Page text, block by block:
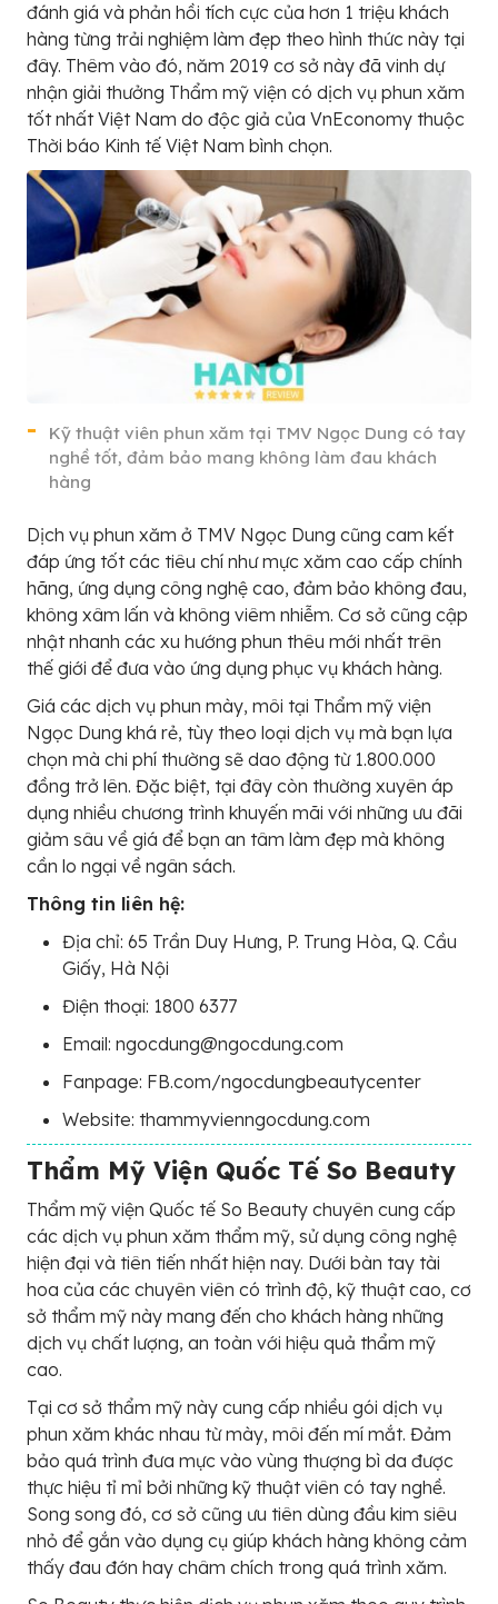
đánh giá và phản hồi tích cực của hơn 1 triệu khách
hàng từng trải nghiệm làm đẹp theo hình thức này tại
đây. Thêm vào đó, năm 2019 cơ sở này đã vinh dự
nhận giải thưởng Thẩm mỹ viện có dịch vụ phun xăm
tốt nhất Việt Nam do độc giả của VnEconomy thuộc
Thời báo Kinh tế Việt Nam bình chọn.
Kỹ thuật viên phun xăm tại TMV Ngọc Dung có tay
nghề tốt, đảm bảo mang không làm đau khách
hàng
Dịch vụ phun xăm ở TMV Ngọc Dung cũng cam kết
đáp ứng tốt các tiêu chí như mực xăm cao cấp chính
hãng, ứng dụng công nghệ cao, đảm bảo không đau,
không xâm lấn và không viêm nhiễm. Cơ sở cũng cập
nhật nhanh các xu hướng phun thêu mới nhất trên
thế giới để đưa vào ứng dụng phục vụ khách hàng.
Giá các dịch vụ phun mày, môi tại Thẩm mỹ viện
Ngọc Dung khá rẻ, tùy theo loại dịch vụ mà bạn lựa
chọn mà chi phí thường sẽ dao động từ 1.800.000
đồng trở lên. Đặc biệt, tại đây còn thường xuyên áp
dụng nhiều chương trình khuyến mãi với những ưu đãi
giảm sâu về giá để bạn an tâm làm đẹp mà không
cần lo ngại về ngân sách.
Thông tin liên hệ:
Địa chỉ: 65 Trần Duy Hưng, P. Trung Hòa, Q. Cầu
Giấy, Hà Nội
Điện thoại: 1800 6377
Email: ngocdung@ngocdung.com
Fanpage: FB.com/ngocdungbeautycenter
Website: thammyvienngocdung.com
Thẩm Mỹ Viện Quốc Tế So Beauty
Thẩm mỹ viện Quốc tế So Beauty chuyên cung cấp
các dịch vụ phun xăm thẩm mỹ, sử dụng công nghệ
hiện đại và tiên tiến nhất hiện nay. Dưới bàn tay tài
hoa của các chuyên viên có trình độ, kỹ thuật cao, cơ
sở thẩm mỹ này mang đến cho khách hàng những
dịch vụ chất lượng, an toàn với hiệu quả thẩm mỹ
cao.
Tại cơ sở thẩm mỹ này cung cấp nhiều gói dịch vụ
phun xăm khác nhau từ mày, môi đến mí mắt. Đảm
bảo quá trình đưa mực vào vùng thượng bì da được
thực hiệu tỉ mỉ bởi những kỹ thuật viên có tay nghề.
Song song đó, cơ sở cũng ưu tiên dùng đầu kim siêu
nhỏ để gắn vào dụng cụ giúp khách hàng không cảm
thấy đau đớn hay châm chích trong quá trình xăm.